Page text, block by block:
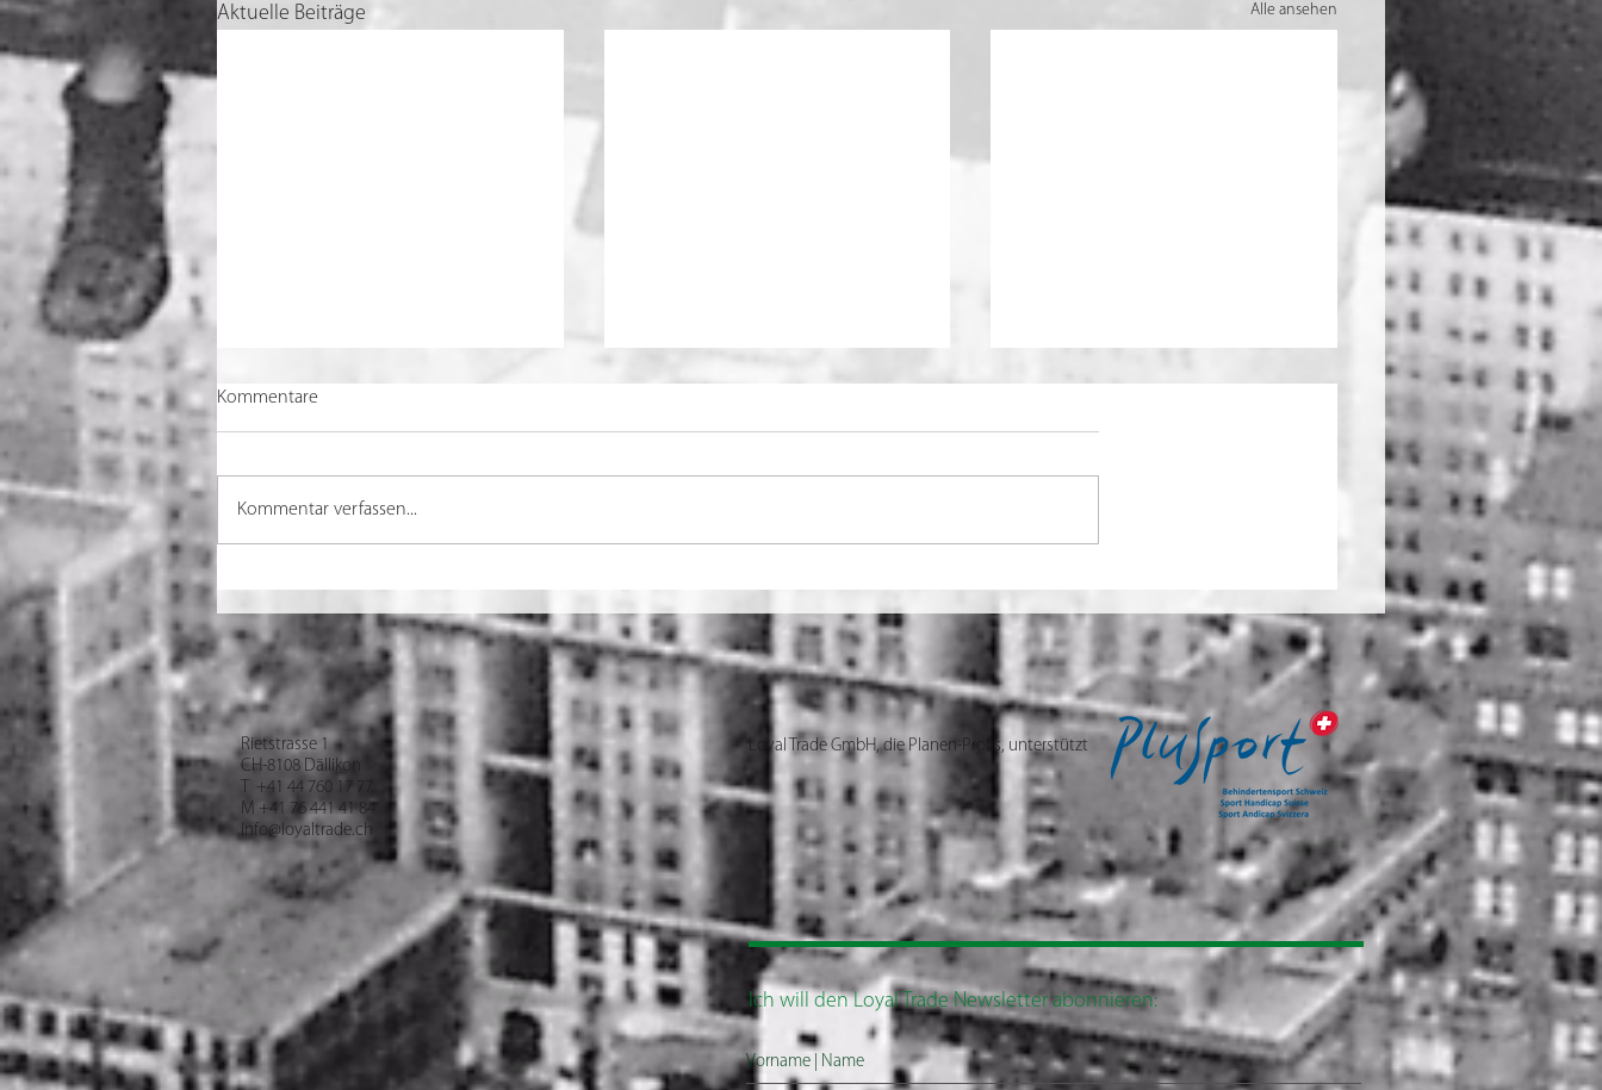
Aktuelle Beiträge Alle ansehen
Arbeitssicherheit im Sommer:
UV-Schutz auf Baustellen richtig
umsetzen
Hopp Schwiiz! WM-Werbebanner
für Baustellen, Gerüste und
Bauzäune
Der Tennisplatz als Werbefläche:
Wie Tennisclubs zusätzliche
Einnahmen generieren
Kommentare
Kommentar verfassen...
Rietstrasse 1
CH-8108 Dällikon
T +41 44 760 17 77
M +41 76 441 41 84
info@loyaltrade.ch
Loyal Trade GmbH, die Planen-Profis, unterstützt
Ich will den Loyal Trade Newsletter abonnieren: